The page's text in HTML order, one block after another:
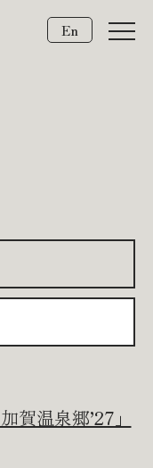
En
賀温泉郷’27」